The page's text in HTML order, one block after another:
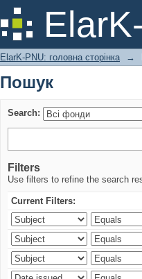
Пошук
ElarK-PNU: головна сторінка →
Пошук
Search:
Filters
Use filters to refine the search
Current Filters: